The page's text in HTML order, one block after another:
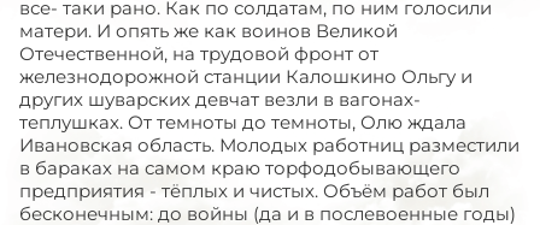
все- таки рано. Как по солдатам, по ним голосили
матери. И опять же как воинов Великой
Отечественной, на трудовой фронт от
железнодорожной станции Калошкино Ольгу и
других шуварских девчат везли в вагонах-
теплушках. От темноты до темноты, Олю ждала
Ивановская область. Молодых работниц разместили
в бараках на самом краю торфодобывающего
предприятия - тёплых и чистых. Объём работ был
бесконечным: до войны (да и в послевоенные годы)